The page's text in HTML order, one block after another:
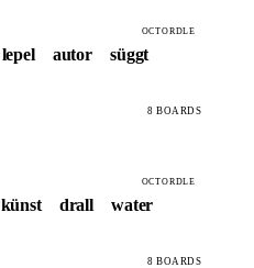
OCTORDLE
lepel autor
süggt
8 BOARDS
OCTORDLE
künst drall
water
8 BOARDS